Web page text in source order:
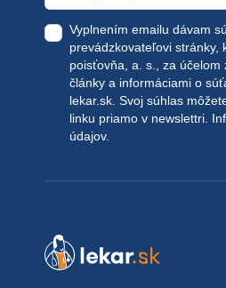
Vyplnením emailu dávam
prevádzkovateľovi stránky,
poisťovňa, a. s., za účelom
články a informáciami o
lekar.sk . Svoj súhlas
linku priamo v newslettri.
údajov.